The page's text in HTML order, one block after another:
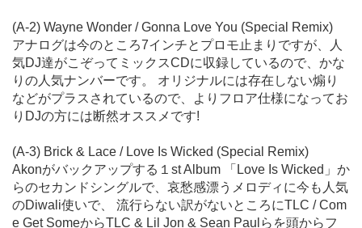
(A-2) Wayne Wonder / Gonna Love You (Special Remix)
アナログは今のところ7インチとプロモ止まりですが、人
気DJ達がこぞってミックスCDに収録しているので、かな
りの人気ナンバーです。 オリジナルには存在しない煽り
などがプラスされているので、よりフロア仕様になってお
りDJの方には断然オススメです!
(A-3) Brick & Lace / Love Is Wicked (Special Remix)
Akonがバックアップする１st Album 「Love Is Wicked」か
らのセカンドシングルで、哀愁感漂うメロディに今も人気
のDiwali使いで、 流行らない訳がないところにTLC / Com
e Get SomeからTLC & Lil Jon & Sean Paulらを頭からフ